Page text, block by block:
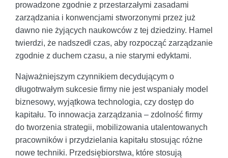
prowadzone zgodnie z przestarzałymi zasadami
zarządzania i konwencjami stworzonymi przez już
dawno nie żyjących naukowców z tej dziedziny. Hamel
twierdzi, że nadszedł czas, aby rozpocząć zarządzanie
zgodnie z duchem czasu, a nie starymi edyktami.
Najważniejszym czynnikiem decydującym o
długotrwałym sukcesie firmy nie jest wspaniały model
biznesowy, wyjątkowa technologia, czy dostęp do
kapitału. To innowacja zarządzania – zdolność firmy
do tworzenia strategii, mobilizowania utalentowanych
pracowników i przydzielania kapitału stosując różne
nowe techniki. Przedsiębiorstwa, które stosują